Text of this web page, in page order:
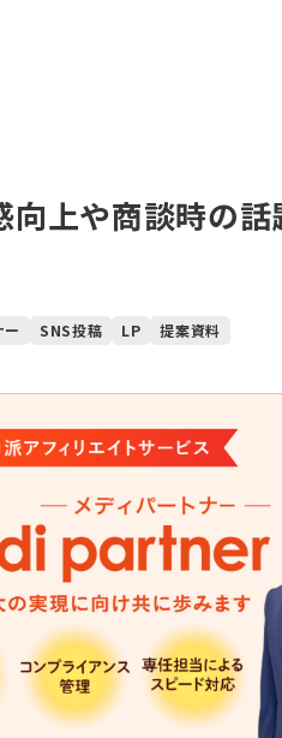
向上や商談時の
ー SNS投稿 LP 提案資料